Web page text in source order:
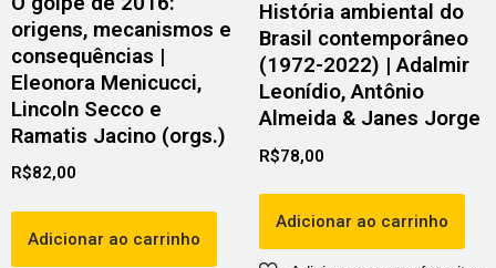
origens, mecanismos e
consequências |
Eleonora Menicucci,
Lincoln Secco e
Ramatis Jacino (orgs.)
R$82,00
Adicionar ao carrinho
História ambiental do
Brasil contemporâneo
(1972-2022) | Adalmir
Leonídio, Antônio
Almeida & Janes Jorge
R$78,00
Adicionar ao carrinho